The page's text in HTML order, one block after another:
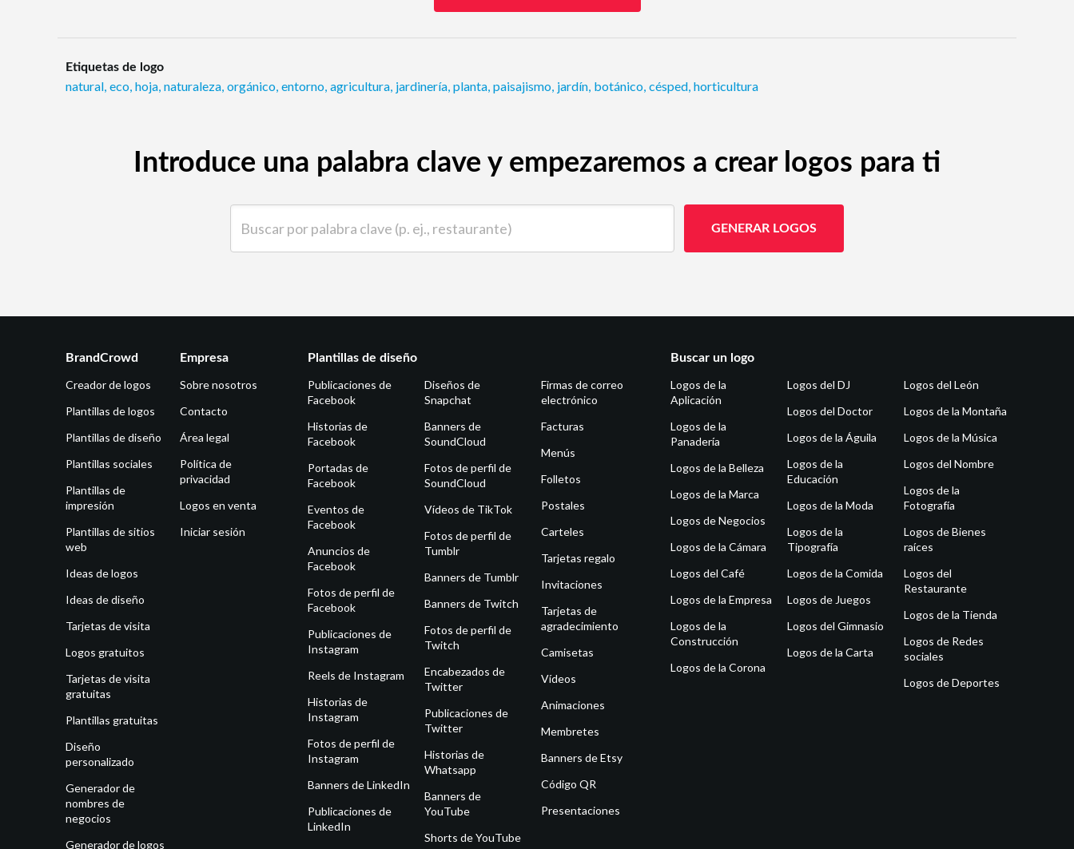
Etiquetas de logo
natural, eco, hoja, naturaleza, orgánico, entorno, agricultura, jardinería, planta, paisajismo, jardín, botánico, césped, horticultura
Introduce una palabra clave y empezaremos a crear logos para ti
GENERAR LOGOS
BrandCrowd
Creador de logos
Plantillas de logos
Plantillas de diseño
Plantillas sociales
Plantillas de
impresión
Plantillas de sitios
web
Ideas de logos
Ideas de diseño
Tarjetas de visita
Logos gratuitos
Tarjetas de visita
gratuitas
Plantillas gratuitas
Diseño
personalizado
Generador de
nombres de
negocios
Generador de logos
Empresa
Sobre nosotros
Contacto
Área legal
Política de
privacidad
Logos en venta
Iniciar sesión
Plantillas de diseño
Publicaciones de
Facebook
Historias de
Facebook
Portadas de
Facebook
Eventos de
Facebook
Anuncios de
Facebook
Fotos de perfil de
Facebook
Publicaciones de
Instagram
Reels de Instagram
Historias de
Instagram
Fotos de perfil de
Instagram
Banners de LinkedIn
Publicaciones de
LinkedIn
Diseños de
Snapchat
Banners de
SoundCloud
Fotos de perfil de
SoundCloud
Vídeos de TikTok
Fotos de perfil de
Tumblr
Banners de Tumblr
Banners de Twitch
Fotos de perfil de
Twitch
Encabezados de
Twitter
Publicaciones de
Twitter
Historias de
Whatsapp
Banners de
YouTube
Shorts de YouTube
Firmas de correo
electrónico
Facturas
Menús
Folletos
Postales
Carteles
Tarjetas regalo
Invitaciones
Tarjetas de
agradecimiento
Camisetas
Vídeos
Animaciones
Membretes
Banners de Etsy
Código QR
Presentaciones
Buscar un logo
Logos de la
Aplicación
Logos de la
Panadería
Logos de la Belleza
Logos de la Marca
Logos de Negocios
Logos de la Cámara
Logos del Café
Logos de la Empresa
Logos de la
Construcción
Logos de la Corona
Logos del DJ
Logos del Doctor
Logos de la Águila
Logos de la
Educación
Logos de la Moda
Logos de la
Tipografía
Logos de la Comida
Logos de Juegos
Logos del Gimnasio
Logos de la Carta
Logos del León
Logos de la Montaña
Logos de la Música
Logos del Nombre
Logos de la
Fotografía
Logos de Bienes
raíces
Logos del
Restaurante
Logos de la Tienda
Logos de Redes
sociales
Logos de Deportes